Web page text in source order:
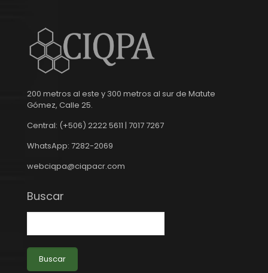
200 metros al este y 300 metros al sur de Matute
Gómez, Calle 25.
Central: (+506) 2222 5611 | 7017 7267
WhatsApp: 7282-2069
webciqpa@ciqpacr.com
Buscar
Buscar